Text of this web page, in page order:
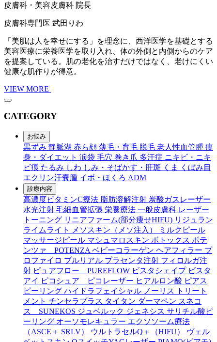
皮膚科・美容皮膚科 院長
皮膚科専門医 武田りわ
「美肌は人を幸せにする」を理念に、西洋医学を基礎とする
美容医療に栄養医学を取り入れ、体の外側と内側からのケア
を提案している。肌の老化を治すだけではなく、老けにくい
健康な肌作りが得意。
VIEW MORE
CATEGORY
お悩み
黒ずみ 静脈湖 赤ら顔 薄毛・育毛 脱毛 老人性血管腫 痩
身・ダイエット 涙袋 毛穴 巻き爪 多汗症 ニキビ・ニキ
ビ痕 たるみ しわ しみ・そばかす・肝斑 くま
くぼみ目
エクリン汗嚢腫 イボ・ほくろ ADM
診療内容
高濃度ビタミンC療法 脂肪溶解注射 炭酸ガスレーザー
水光注射 毛細血管拡張 栄養療法 一般皮膚科 レーザー
トーニング リニアファーム(部分痩せHIFU) リジュラン
ライムライト
メソスキン（メソ注入）
ミルクピール
マッサージピール マシュマロスキン ボトックス ポテ
ンツァ POTENZA ベビーコラーゲン ヘアフィラー プ
ロファイロ プルリアル プラセンタ注射 フィロルガ注
射 ピュアフロー PUREFLOW ビスタシェイプ ビスタ
アイ ピコシュア ピコレーザー ヒアルロン酸 ピアス
ピーリング ハイドラフェイシャル ノーリス
トリート
メント チンセラプラス タイタン ダーマペン スネコ
ス SUNEKOS ジュベルック ジェネシス サリチル酸ピ
ーリング オーソモレキュラー エクソソーム療法
（ASCE＋ SRLV）
ウルトラセルQ＋（HIFU）
ヴェル